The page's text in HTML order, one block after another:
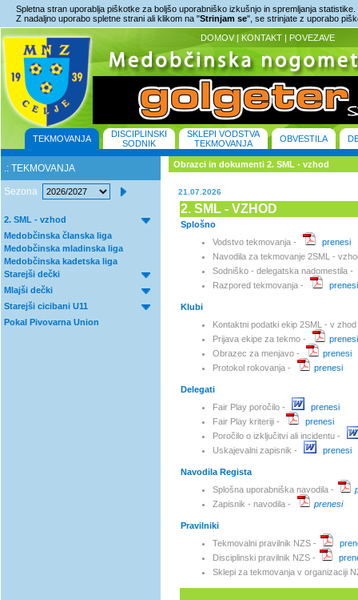
Spletna stran uporablja piškotke za boljšo uporabniško izkušnjo in spremljanja statistike.
Z nadaljno uporabo spletne strani ali klikom na "Strinjam se", se strinjate z uporabo
DOMOV | KONTAKT | POVEZAVE
TEKMOVANJA
DISCIPLINSKI
SODNIK
SKLEPI VODSTVA
TEKMOVANJA
OBVESTILA
.: TEKMOVANJA
Sezona
2. SML - vzhod
Medobčinska članska liga
Medobčinska mladinska liga
Medobčinska kadetska liga
Starejši dečki
Mlajši dečki
Starejši cicibani U11
Pokal Pivovarna Union
Obrazci in dokumenti 2. SML - vzhod
21.07.2026
2. SML - VZHOD
Splošno
Vodstvo tekmovanja -
prenesi
Navodila za tekmovanje 2SML -
Sodniško - delegatska nadomestila -
Razpored tekmovanja -
prenesi
Klubi
Kontaktni podatki ekip 2SML - v
Prijava ekipe za tekmo -
prenesi
Obrazec za menjavo -
prenesi
Protokol rokovanja -
prenesi
Delegati
Fair Play poročilo -
prenesi
Fair Play kriteriji -
prenesi
Poročilo o izključitvi ali incidentu -
Uskajevalni zapisnik -
prenesi
Navodila Regista
Splošna uporabniška navodila -
Zapisnik - navodila -
prenesi
Pravilniki
Tekmovalni pravilnik NZS -
Disciplinski pravilnik NZS -
Sklepi za tekmovanja v organizaciji